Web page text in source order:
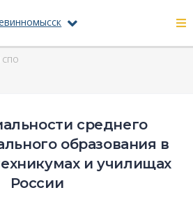
СПО
среднего
образования в
и училищах
России